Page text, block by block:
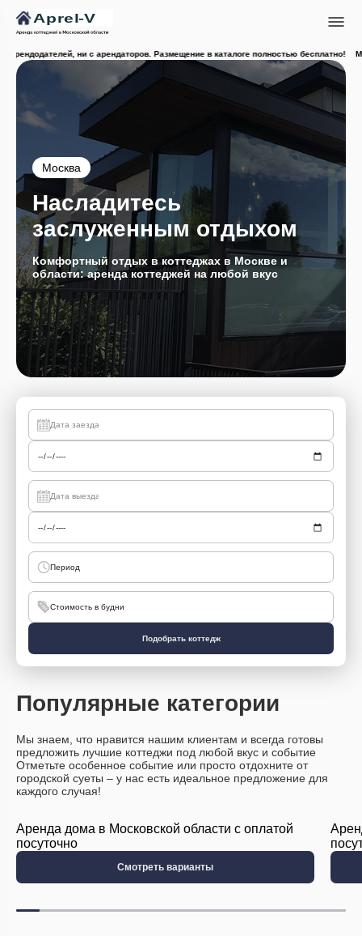
ни с арендаторов. Размещение в каталоге полностью бесплатно!Мы не
Москва
Насладитесь
заслуженным отдыхом
Комфортный отдых в коттеджах в Москве и
области: аренда коттеджей на любой вкус
Период
Стоимость в будни
Подобрать коттедж
Популярные категории
Мы знаем, что нравится нашим клиентам и всегда готовы
предложить лучшие коттеджи под любой вкус и событие
Отметьте особенное событие или просто отдохните от
городской суеты – у нас есть идеальное предложение для
каждого случая!
Аренда дома в Московской области с оплатой
посуточно
Смотреть варианты